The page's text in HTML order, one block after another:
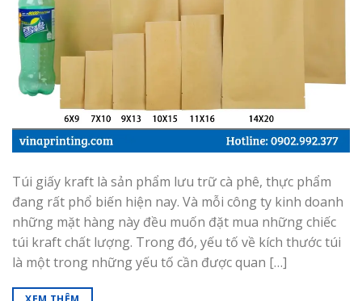
Túi giấy kraft là sản phẩm lưu trữ cà phê, thực phẩm
đang rất phổ biến hiện nay. Và mỗi công ty kinh doanh
những mặt hàng này đều muốn đặt mua những chiếc
túi kraft chất lượng. Trong đó, yếu tố về kích thước túi
là một trong những yếu tố cần được quan […]